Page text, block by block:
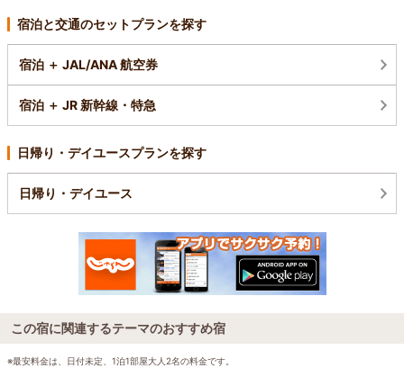
宿泊と交通のセットプランを探す
宿泊 ＋ JAL/ANA 航空券
宿泊 ＋ JR 新幹線・特急
日帰り・デイユースプランを探す
日帰り・デイユース
この宿に関連するテーマのおすすめ宿
※最安料金は、日付未定、1泊1部屋大人2名の料金です。